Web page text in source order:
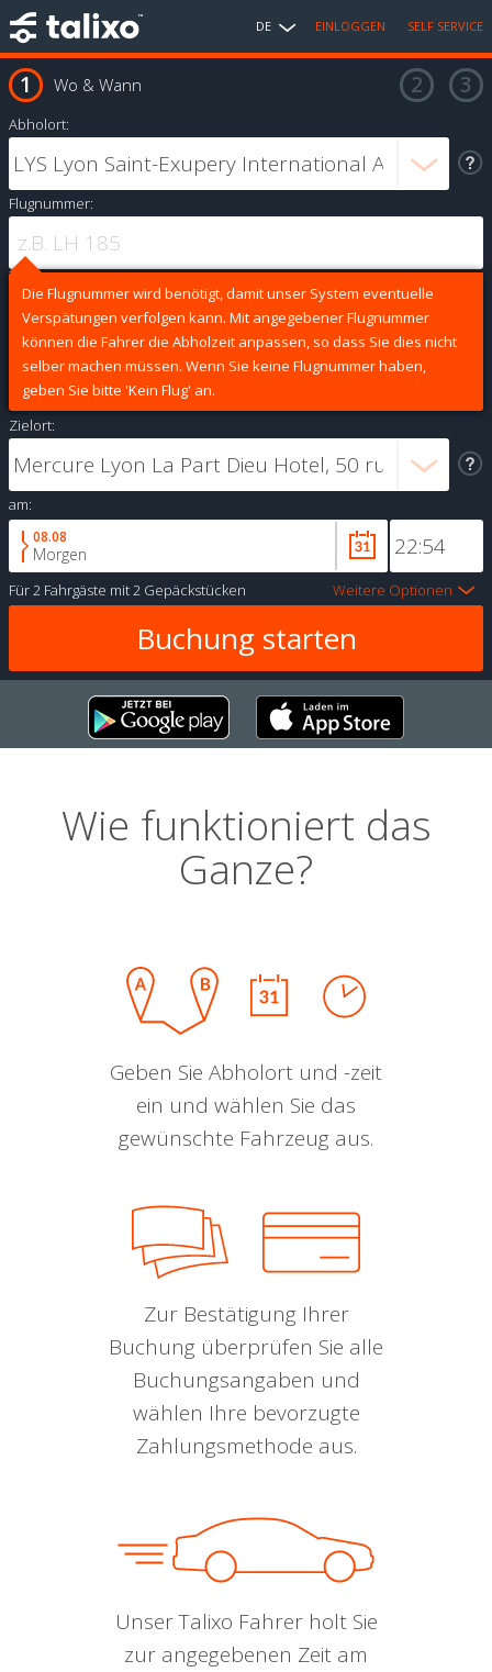
DE EINLOGGEN SELF SERVICE
Wo & Wann
Abholort:
Flugnummer:
Die Flugnummer wird benötigt, damit unser System eventuelle
Verspätungen verfolgen kann. Mit angegebener Flugnummer
können die Fahrer die Abholzeit anpassen, so dass Sie dies nicht
selber machen müssen. Wenn Sie keine Flugnummer haben,
geben Sie bitte 'Kein Flug' an.
Zielort:
am:
08.08
Morgen
Für2 Fahrgäste mit2 Gepäckstücken Weitere Optionen
Wie funktioniert das
Ganze?
Geben Sie Abholort und -zeit
ein und wählen Sie das
gewünschte Fahrzeug aus.
Zur Bestätigung Ihrer
Buchung überprüfen Sie alle
Buchungsangaben und
wählen Ihre bevorzugte
Zahlungsmethode aus.
Unser Talixo Fahrer holt Sie
zur angegebenen Zeit am